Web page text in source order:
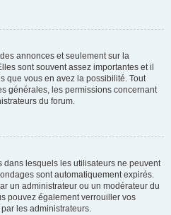
annonces et seulement sur la
sont souvent assez importantes et il
que vous en avez la possibilité. Tout
générales, les permissions concernant
du forum.
dans lesquels les utilisateurs ne peuvent
sont automatiquement expirés.
un administrateur ou un modérateur du
pouvez également verrouiller vos
les administrateurs.